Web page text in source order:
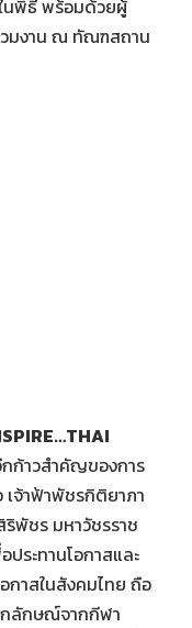
นพิธี พร้อมด้วยผู้
วมงาน ณ ทัณฑสถาน
ก้าวสำคัญของการ
เจ้าฟ้าพัชรกิติยาภา
พัชร มหาวัชรราช
ประทานโอกาสและ
กาสในสังคมไทย ถือ
กลักษณ์จากกีฬา